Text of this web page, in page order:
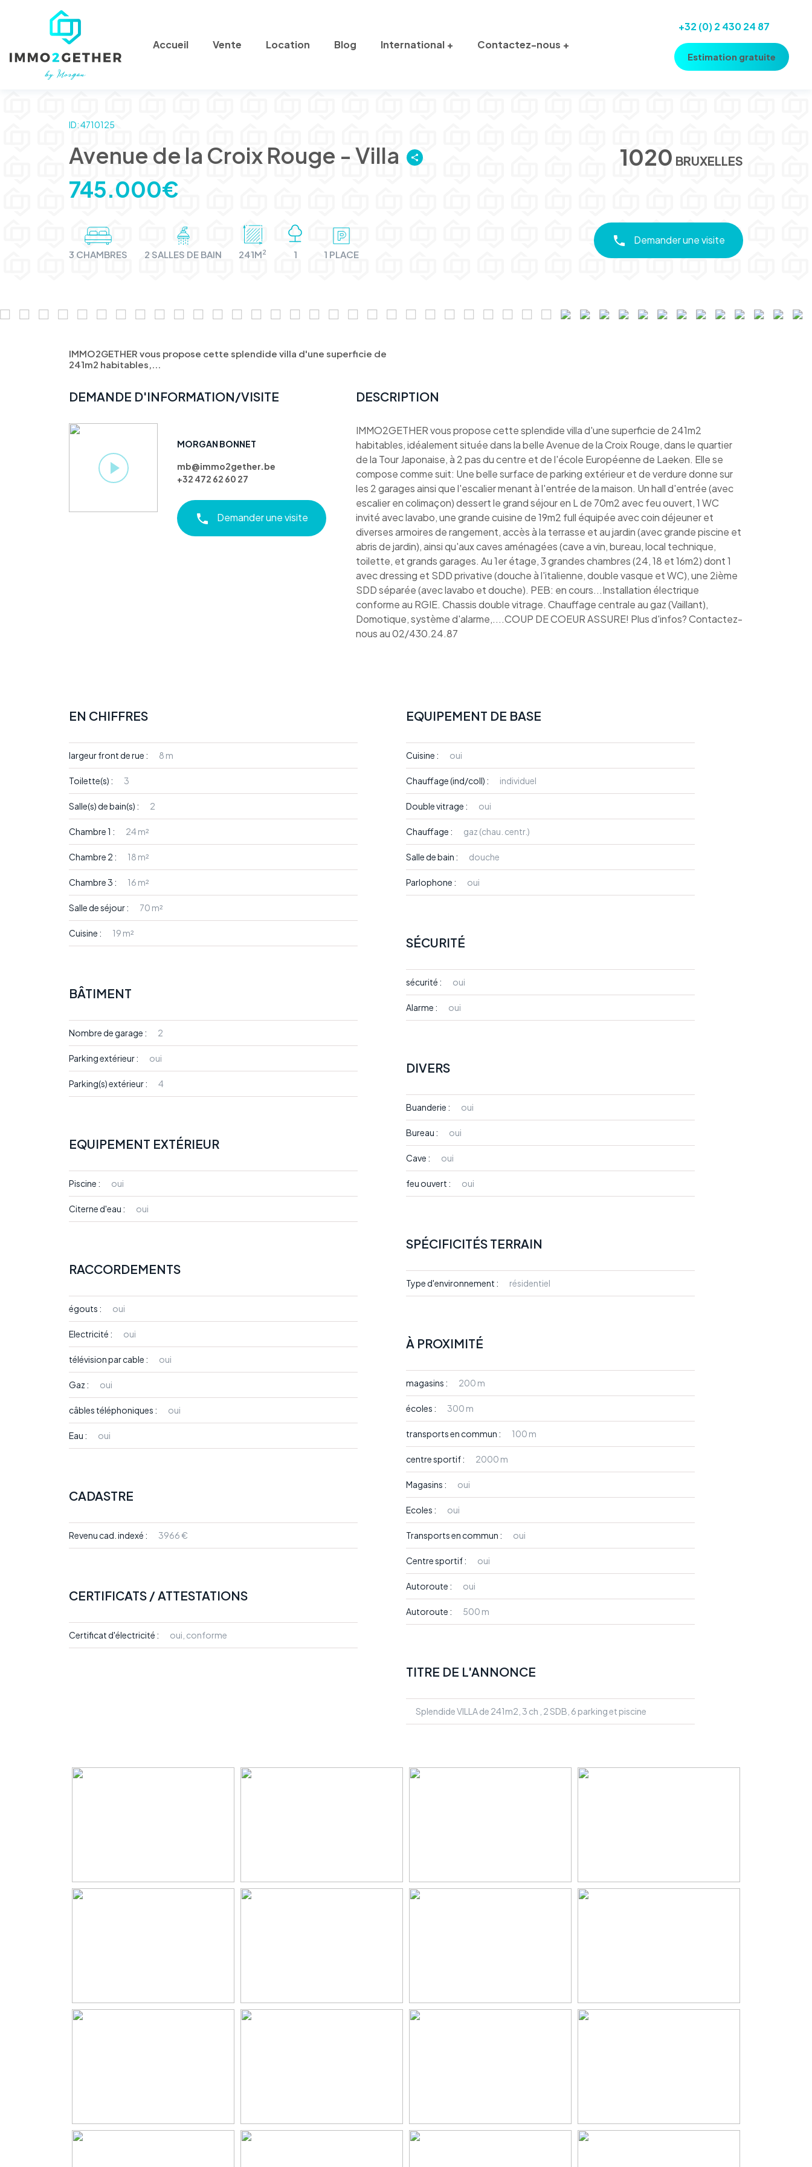
Accueil Vente Location Blog International Contactez-nous
+32 (0) 2 430 24 87
Estimation gratuite
ID: 4710125
Avenue de la Croix Rouge - Villa 1020 BRUXELLES
745.000€
3 CHAMBRES 2 SALLES DE BAIN 241M2 1 1 PLACE
Demander une visite
IMMO2GETHER vous propose cette splendide villa d'une superficie de
241m2 habitables,...
DEMANDE D'INFORMATION/VISITE
MORGAN BONNET
mb@immo2gether.be
+32 472 62 60 27
Demander une visite
DESCRIPTION
IMMO2GETHER vous propose cette splendide villa d'une superficie de 241m2
habitables, idéalement située dans la belle Avenue de la Croix Rouge, dans le quartier
de la Tour Japonaise, à 2 pas du centre et de l'école Européenne de Laeken. Elle se
compose comme suit: Une belle surface de parking extérieur et de verdure donne sur
les 2 garages ainsi que l'escalier menant à l'entrée de la maison. Un hall d'entrée (avec
escalier en colimaçon) dessert le grand séjour en L de 70m2 avec feu ouvert, 1 WC
invité avec lavabo, une grande cuisine de 19m2 full équipée avec coin déjeuner et
diverses armoires de rangement, accès à la terrasse et au jardin (avec grande piscine et
abris de jardin), ainsi qu'aux caves aménagées (cave a vin, bureau, local technique,
toilette, et grands garages. Au 1er étage, 3 grandes chambres (24, 18 et 16m2) dont 1
avec dressing et SDD privative (douche à l'italienne, double vasque et WC), une 2ième
SDD séparée (avec lavabo et douche). PEB: en cours...Installation électrique
conforme au RGIE. Chassis double vitrage. Chauffage centrale au gaz (Vaillant),
Domotique, système d'alarme,....COUP DE COEUR ASSURE! Plus d'infos? Contactez-
nous au 02/430.24.87
EN CHIFFRES
largeur front de rue : 8 m
Toilette(s) : 3
Salle(s) de bain(s) : 2
Chambre 1 : 24 m²
Chambre 2 : 18 m²
Chambre 3 : 16 m²
Salle de séjour : 70 m²
Cuisine : 19 m²
EQUIPEMENT DE BASE
Cuisine : oui
Chauffage (ind/coll) : individuel
Double vitrage : oui
Chauffage : gaz (chau. centr.)
Salle de bain : douche
Parlophone : oui
SÉCURITÉ
sécurité : oui
Alarme : oui
BÂTIMENT
Nombre de garage : 2
Parking extérieur : oui
Parking(s) extérieur : 4
DIVERS
Buanderie : oui
Bureau : oui
Cave : oui
feu ouvert : oui
EQUIPEMENT EXTÉRIEUR
Piscine : oui
Citerne d'eau : oui
SPÉCIFICITÉS TERRAIN
Type d'environnement : résidentiel
RACCORDEMENTS
égouts : oui
Electricité : oui
télévision par cable : oui
Gaz : oui
câbles téléphoniques : oui
Eau : oui
À PROXIMITÉ
magasins : 200 m
écoles : 300 m
transports en commun : 100 m
centre sportif : 2000 m
Magasins : oui
Ecoles : oui
Transports en commun : oui
Centre sportif : oui
Autoroute : oui
Autoroute : 500 m
CADASTRE
Revenu cad. indexé : 3966 €
CERTIFICATS / ATTESTATIONS
Certificat d'électricité : oui, conforme
TITRE DE L'ANNONCE
Splendide VILLA de 241m2, 3 ch , 2 SDB, 6 parking et piscine